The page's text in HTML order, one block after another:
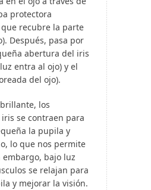
protectora
recubre la parte
Después, pasa por
abertura del iris
entra al ojo) y el
del ojo).
los
se contraen para
la pupila y
lo que nos permite
embargo, bajo luz
se relajan para
y mejorar la visión.